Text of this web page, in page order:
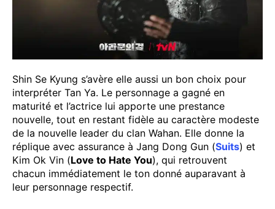
Shin Se Kyung s’avère elle aussi un bon choix pour
interpréter Tan Ya. Le personnage a gagné en
maturité et l’actrice lui apporte une prestance
nouvelle, tout en restant fidèle au caractère modeste
de la nouvelle leader du clan Wahan. Elle donne la
réplique avec assurance à Jang Dong Gun (Suits) et
Kim Ok Vin (Love to Hate You), qui retrouvent
chacun immédiatement le ton donné auparavant à
leur personnage respectif.